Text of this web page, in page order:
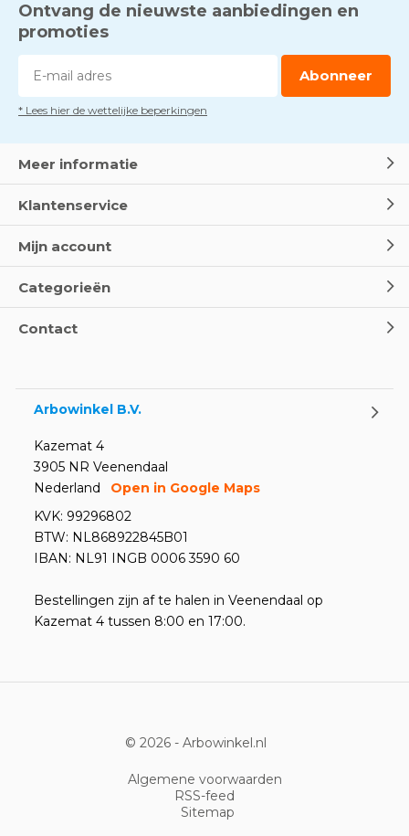
Ontvang de nieuwste aanbiedingen en
promoties
Abonneer
* Lees hier de wettelijke beperkingen
Meer informatie
Klantenservice
Mijn account
Categorieën
Contact
Arbowinkel B.V.
Kazemat 4
3905 NR Veenendaal
Nederland
Open in Google Maps
KVK: 99296802
BTW: NL868922845B01
IBAN: NL91 INGB 0006 3590 60
Bestellingen zijn af te halen in Veenendaal op
Kazemat 4 tussen 8:00 en 17:00.
© 2026 - Arbowinkel.nl
Algemene voorwaarden
RSS-feed
Sitemap